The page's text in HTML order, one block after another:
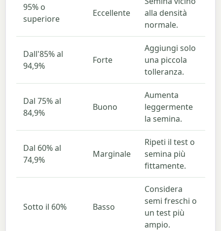
95% o
superiore
Eccellente
alla densità
normale.
Dall'85% al
94,9%
Forte
Aggiungi solo
una piccola
tolleranza.
Dal 75% al
84,9%
Buono
Aumenta
leggermente
la semina.
Dal 60% al
74,9%
Marginale
Ripeti il test o
semina più
fittamente.
Sotto il 60% Basso
Considera
semi freschi o
un test più
ampio.